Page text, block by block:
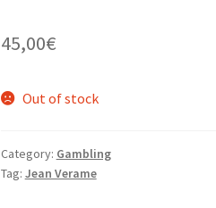
45,00€
Out of stock
Category: Gambling
Tag: Jean Verame